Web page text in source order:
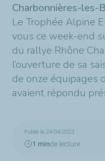
Charbonnières-les-
Le Trophée Alpine
vous ce week-end
du rallye Rhône
l’ouverture de sa
de onze équipages
avaient répondu
Publié le 24/04/2023
1 minde lecture